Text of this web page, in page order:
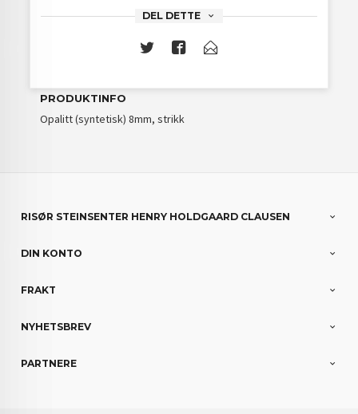
DEL DETTE
PRODUKTINFO
Opalitt (syntetisk) 8mm, strikk
RISØR STEINSENTER HENRY HOLDGAARD CLAUSEN
DIN KONTO
FRAKT
NYHETSBREV
PARTNERE